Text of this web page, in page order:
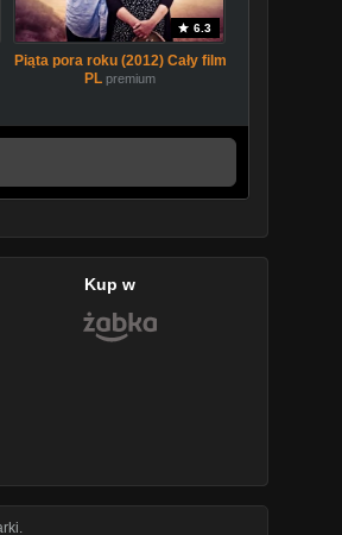
6.3
Piąta pora roku (2012) Cały film
PL premium
Kup w